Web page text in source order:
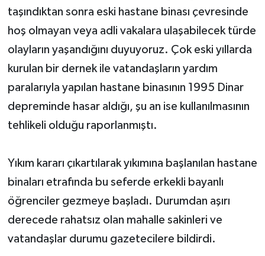
taşındıktan sonra eski hastane binası çevresinde
hoş olmayan veya adli vakalara ulaşabilecek türde
olayların yaşandığını duyuyoruz. Çok eski yıllarda
kurulan bir dernek ile vatandaşların yardım
paralarıyla yapılan hastane binasının 1995 Dinar
depreminde hasar aldığı, şu an ise kullanılmasının
tehlikeli olduğu raporlanmıştı.
Yıkım kararı çıkartılarak yıkımına başlanılan hastane
binaları etrafında bu seferde erkekli bayanlı
öğrenciler gezmeye başladı. Durumdan aşırı
derecede rahatsız olan mahalle sakinleri ve
vatandaşlar durumu gazetecilere bildirdi.